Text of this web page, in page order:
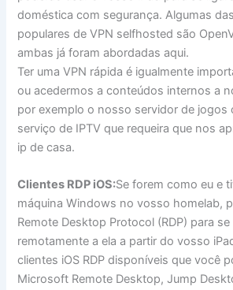
doméstica com segurança. Algumas
populares de VPN selfhosted são
ambas já foram abordadas aqui.
Ter uma VPN rápida é igualmente
ou acedermos a conteúdos internos a
por exemplo o nosso servidor de jogos
serviço de IPTV que requeira que nos
ip de casa.
Clientes RDP iOS:Se forem como eu e
máquina Windows no vosso homelab,
Remote Desktop Protocol (RDP) para
remotamente a ela a partir do vosso
clientes iOS RDP disponíveis que você
Microsoft Remote Desktop, Jump